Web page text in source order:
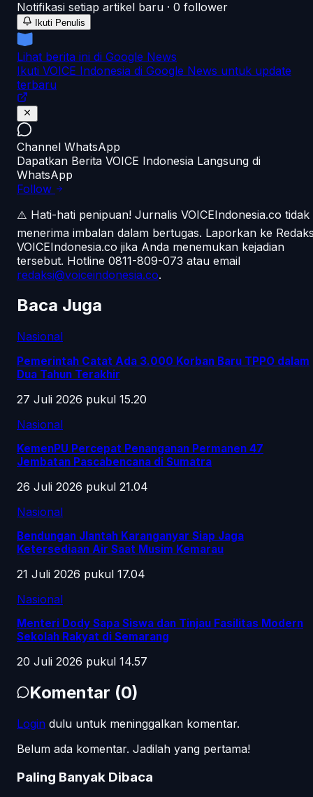
Notifikasi setiap artikel baru · 0 follower
Ikuti Penulis
Lihat berita ini di Google News
Ikuti VOICE Indonesia di Google News untuk update
terbaru
Channel WhatsApp
Dapatkan Berita VOICE Indonesia Langsung di
WhatsApp
Follow
⚠️ Hati-hati penipuan! Jurnalis VOICEIndonesia.co tidak
menerima imbalan dalam bertugas. Laporkan ke
VOICEIndonesia.co jika Anda menemukan kejadian
tersebut. Hotline 0811-809-073 atau email
redaksi@voiceindonesia.co.
Baca Juga
Nasional
Pemerintah Catat Ada 3.000 Korban Baru TPPO dalam
Dua Tahun Terakhir
27 Juli 2026 pukul 15.20
Nasional
KemenPU Percepat Penanganan Permanen 47
Jembatan Pascabencana di Sumatra
26 Juli 2026 pukul 21.04
Nasional
Bendungan Jlantah Karanganyar Siap Jaga
Ketersediaan Air Saat Musim Kemarau
21 Juli 2026 pukul 17.04
Nasional
Menteri Dody Sapa Siswa dan Tinjau Fasilitas Modern
Sekolah Rakyat di Semarang
20 Juli 2026 pukul 14.57
Komentar (0)
Login dulu untuk meninggalkan komentar.
Belum ada komentar. Jadilah yang pertama!
Paling Banyak Dibaca